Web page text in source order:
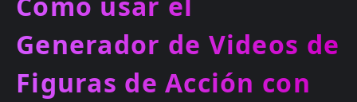
Generador de Videos de
Figuras de Acción con